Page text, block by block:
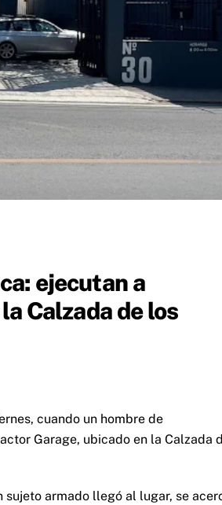
ejecutan a
Calzada de los
cuando un hombre de
Garage, ubicado en la Calzada
sujeto armado llegó al lugar, se